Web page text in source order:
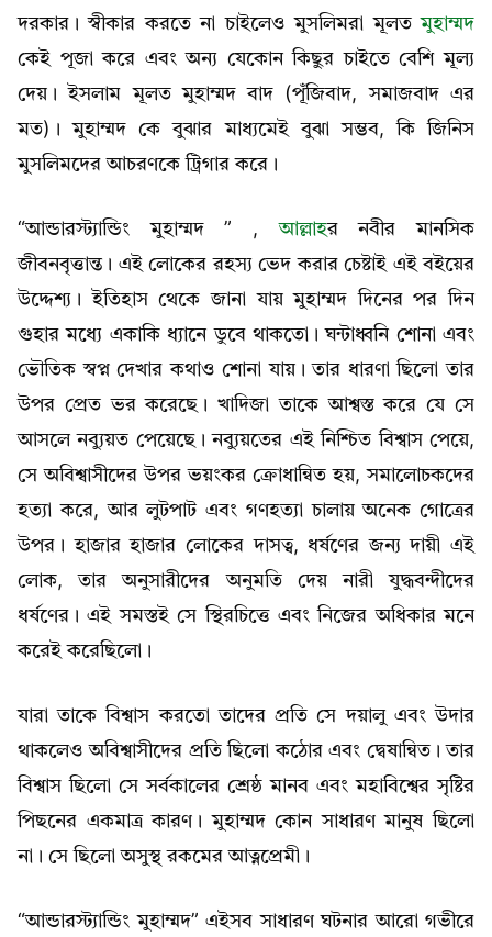
দরকার। স্বীকার করতে না চাইলেও মুসলিমরা মূলতমুহাম্মদ
কেই পূজা করে এবং অন্য যেকোন কিছুর চাইতে বেশি মূল্য
দেয়। ইসলাম মূলত মুহাম্মদ বাদ (পূঁজিবাদ, সমাজবাদ এর
মত)। মুহাম্মদ কে বুঝার মাধ্যমেই বুঝা সম্ভব, কি জিনিস
মুসলিমদের আচরণকে ট্রিগার করে।
“আন্ডারস্ট্যান্ডিং মুহাম্মদ ” ,আল্লাহর নবীর মানসিক
জীবনবৃত্তান্ত। এই লোকের রহস্য ভেদ করার চেষ্টাই এই বইয়ের
উদ্দেশ্য। ইতিহাস থেকে জানা যায় মুহাম্মদ দিনের পর দিন
গুহার মধ্যে একাকি ধ্যানে ডুবে থাকতো। ঘন্টাধ্বনি শোনা এবং
ভৌতিক স্বপ্ন দেখার কথাও শোনা যায়। তার ধারণা ছিলো তার
উপর প্রেত ভর করেছে। খাদিজা তাকে আশ্বস্ত করে যে সে
আসলে নব্যুয়ত পেয়েছে। নব্যুয়তের এই নিশ্চিত বিশ্বাস পেয়ে,
সে অবিশ্বাসীদের উপর ভয়ংকর ক্রোধান্বিত হয়, সমালোচকদের
হত্যা করে, আর লুটপাট এবং গণহত্যা চালায় অনেক গোত্রের
উপর। হাজার হাজার লোকের দাসত্ব, ধর্ষণের জন্য দায়ী এই
লোক, তার অনুসারীদের অনুমতি দেয় নারী যুদ্ধবন্দীদের
ধর্ষণের। এই সমস্তই সে স্থিরচিত্তে এবং নিজের অধিকার মনে
করেই করেছিলো।
যারা তাকে বিশ্বাস করতো তাদের প্রতি সে দয়ালু এবং উদার
থাকলেও অবিশ্বাসীদের প্রতি ছিলো কঠোর এবং দ্বেষান্বিত। তার
বিশ্বাস ছিলো সে সর্বকালের শ্রেষ্ঠ মানব এবং মহাবিশ্বের সৃষ্টির
পিছনের একমাত্র কারণ। মুহাম্মদ কোন সাধারণ মানুষ ছিলো
না। সে ছিলো অসুস্থ রকমের আত্নপ্রেমী।
“আন্ডারস্ট্যান্ডিং মুহাম্মদ” এইসব সাধারণ ঘটনার আরো গভীরে